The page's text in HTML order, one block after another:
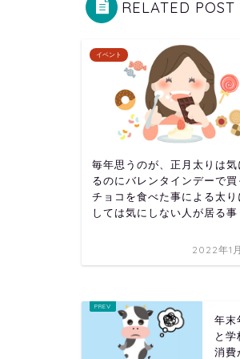
RELATED POST
イベント
毎年思うのが、正月太りは気
るのにバレンタインデーで買
チョコを食べた事による太り
しては気にしない人が居る事
2022年1
年末
と
消費